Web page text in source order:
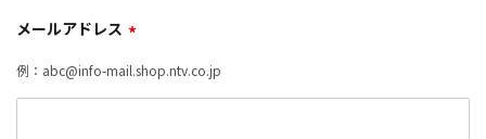
メールアドレス *
例：abc@info-mail.shop.ntv.co.jp